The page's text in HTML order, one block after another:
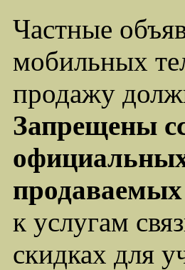
Частные
мобильных
продажу
Запрещены
продаваемых
к услугам
скидках для